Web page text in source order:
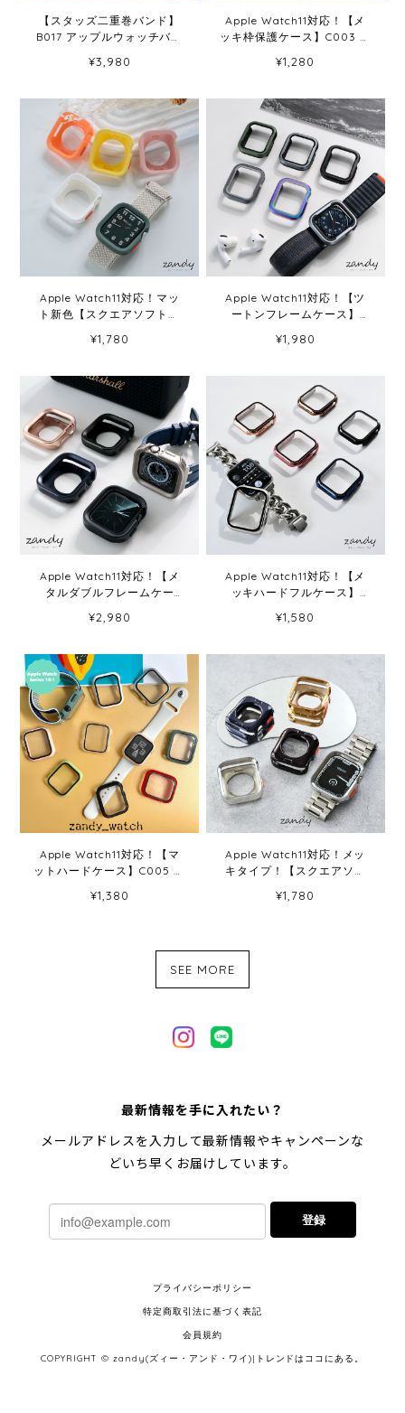
【スタッズ二重巻バンド】
B017 アップルウォッチバン
Apple Watch【SET UP可】
¥3,980
Apple Watch11対応！【メ
ッキ枠保護ケース】C003 ア
ソフトケース Apple Watch
¥1,280
Apple Watch11対応！マッ
ト新色【スクエアソフトフ
ッチカバー ソフトフレーム
¥1,780
Apple Watch11対応！【ツ
ートンフレームケース】
ー ツートンフレームケース
¥1,980
Apple Watch11対応！【メ
タルダブルフレームケー
カバー メタル&TPU二重フ
¥2,980
Apple Watch11対応！【メ
ッキハードフルケース】
Watch
¥1,580
Apple Watch11対応！【マ
ットハードケース】C005 ア
¥1,380
Apple Watch11対応！メッ
キタイプ！【スクエアソフ
ウォッチカバー ソフトフレ
¥1,780
SEE MORE
最新情報を手に入れたい？
メールアドレスを入力して最新情報やキャンペーンな
どいち早くお届けしています。
登録
プライバシーポリシー
特定商取引法に基づく表記
会員規約
COPYRIGHT © zandy(ズィー・アンド・ワイ)|トレンドはココにある。